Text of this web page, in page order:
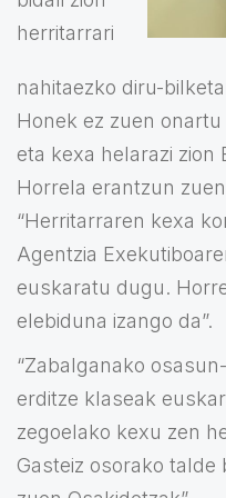
herritarrari
nahitaezko diru-
Honek ez zuen
eta kexa helarazi zion
Horrela erantzun
“Herritarraren kexa
Agentzia
euskaratu dugu.
elebiduna izango da”.
“Zabalganako
erditze klaseak
zegoelako kexu zen
Gasteiz osorako